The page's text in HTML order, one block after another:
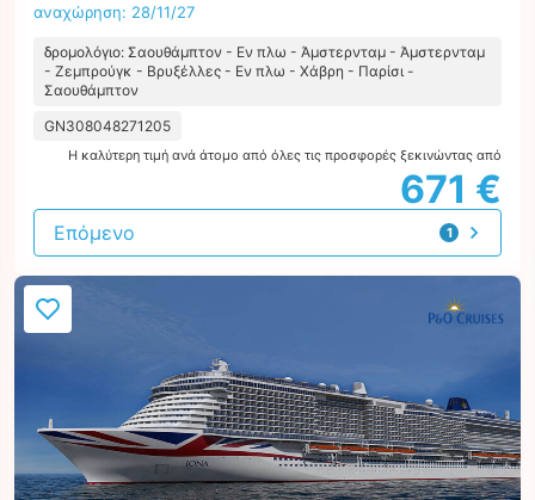
αναχώρηση: 28/11/27
δρομολόγιο: Σαουθάμπτον - Εν πλω - Άμστερνταμ - Άμστερνταμ
- Ζεμπρούγκ - Βρυξέλλες - Εν πλω - Χάβρη - Παρίσι -
Σαουθάμπτον
GN308048271205
Η καλύτερη τιμή ανά άτομο από όλες τις προσφορές ξεκινώντας από
671 €
1
προσφορά
Επόμενο